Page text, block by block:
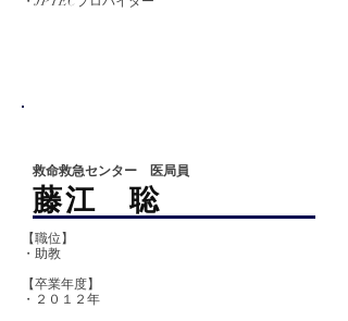
救命救急センター 医局員
​藤江 聡
【職位】
・助教
【卒業年度】
​・２０１２年